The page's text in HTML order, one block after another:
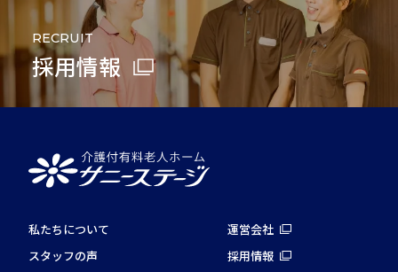
RECRUIT
採用情報
私たちについて
スタッフの声
運営会社
採用情報